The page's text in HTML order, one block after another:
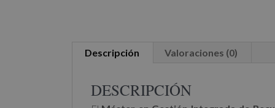
Descripción Valoraciones (0)
DESCRIPCIÓN